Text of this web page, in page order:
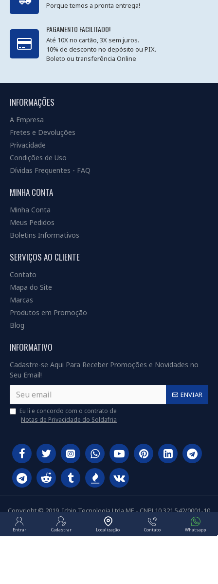
Porque temos a pronta entrega!
PAGAMENTO FACILITADO!
Até 10X no cartão, 3X sem juros.
10% de desconto no depósito ou PIX.
Boleto ou transferência Online
INFORMAÇÕES
A Empresa
Fretes e Devoluções
Privacidade
Condições de Uso
Dívidas Frequentes - FAQ
MINHA CONTA
Minha Conta
Meus Pedidos
Boletins Informativos
SERVIÇOS AO CLIENTE
Contato
Mapa do Site
Marcas
Produtos em Promoção
Blog
INFORMATIVO
Cadastre-se Aqui Para Receber Promoções e Novidades no
Seu Email!
ENVIAR
Eu li e concordo com o contrato de
Notas de Privacidade do Soldafria
Copyright © 2019, Ichip Tecnologia Ltda ME - CNPJ 10.321.542/0001-10
Entrar Cadastrar Localização Contato Whatsapp